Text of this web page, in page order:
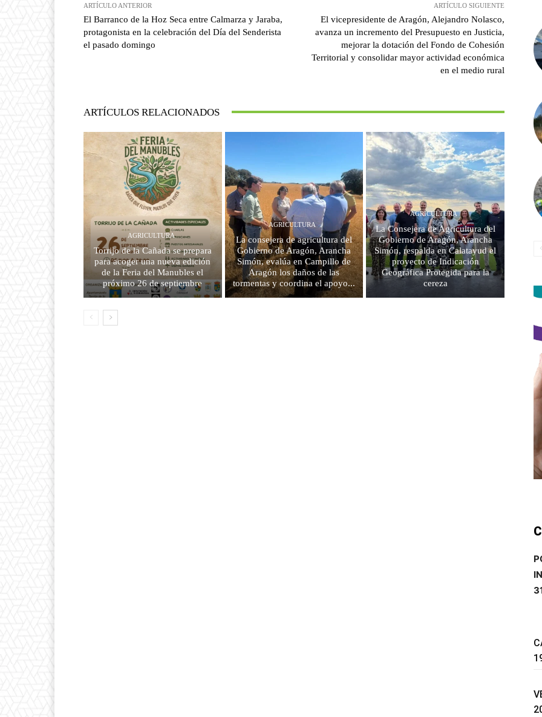
ARTÍCULO ANTERIOR
El Barranco de la Hoz Seca entre Calmarza y Jaraba,
protagonista en la celebración del Día del Senderista
el pasado domingo
ARTÍCULO SIGUIENTE
El vicepresidente de Aragón, Alejandro Nolasco,
avanza un incremento del Presupuesto en Justicia,
mejorar la dotación del Fondo de Cohesión
Territorial y consolidar mayor actividad económica
en el medio rural
ARTÍCULOS RELACIONADOS
AGRICULTURA
Torrijo de la Cañada se prepara
para acoger una nueva edición
de la Feria del Manubles el
próximo 26 de septiembre
AGRICULTURA
La consejera de agricultura del
Gobierno de Aragón, Arancha
Simón, evalúa en Campillo de
Aragón los daños de las
tormentas y coordina el apoyo...
AGRICULTURA
La Consejera de Agricultura del
Gobierno de Aragón, Arancha
Simón, respalda en Calatayud el
proyecto de Indicación
Geográfica Protegida para la
cereza